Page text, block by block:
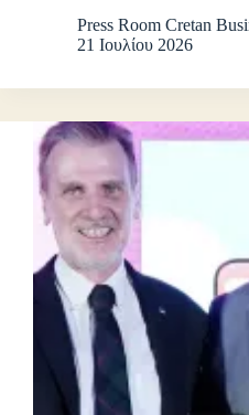
Press Room Cretan
21 Ιουλίου 2026